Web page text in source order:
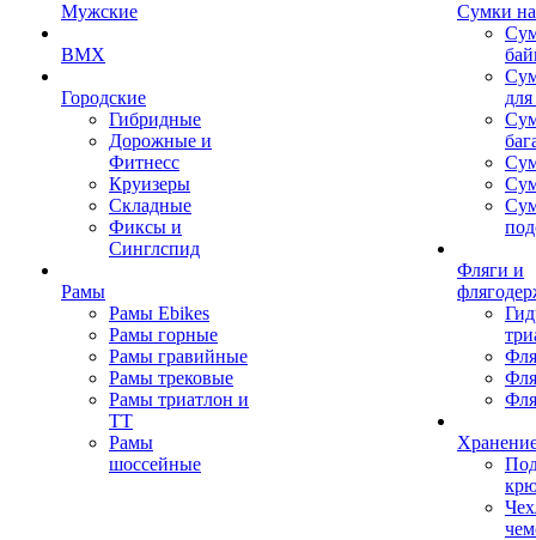
Мужские
BMX
Городские
Гибридные
Дорожные и
Фитнесс
Круизеры
Складные
Фиксы и
Синглспид
Рамы
Рамы Ebikes
Рамы горные
Рамы гравийные
Рамы трековые
Рамы триатлон и
ТТ
Рамы
шоссейные
Сумки
Фляги и